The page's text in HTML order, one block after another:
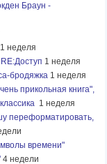
Браун -
1 неделя
RE:Доступ 1 неделя
бродяжка 1 неделя
прикольная книга",
1 неделя
переформатировать,
времени"
4 недели